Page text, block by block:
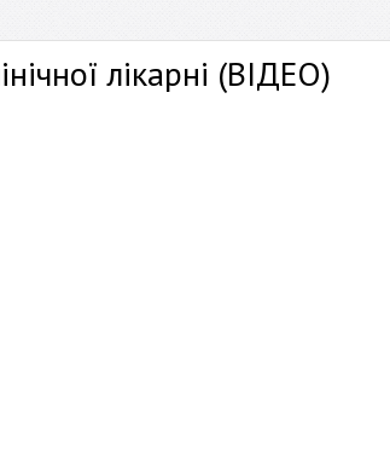
лікарні (ВІДЕО)